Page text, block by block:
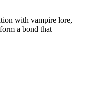
with vampire lore,
a bond that